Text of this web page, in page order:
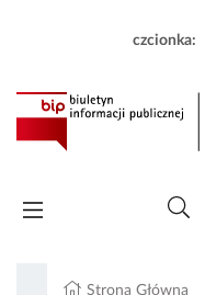
czcionka:
Strona Główna